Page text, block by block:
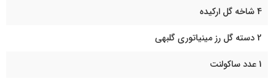
4 شاخه گل ارکیده
2 دسته گل رز مینیاتوری گلبهی
1 عدد ساکولنت